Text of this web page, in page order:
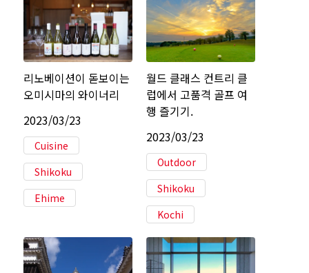
리노베이션이 돋보이는
오미시마의 와이너리
2023/03/23
Cuisine
Shikoku
Ehime
월드 클래스 컨트리 클
럽에서 고품격 골프 여
행 즐기기.
2023/03/23
Outdoor
Shikoku
Kochi